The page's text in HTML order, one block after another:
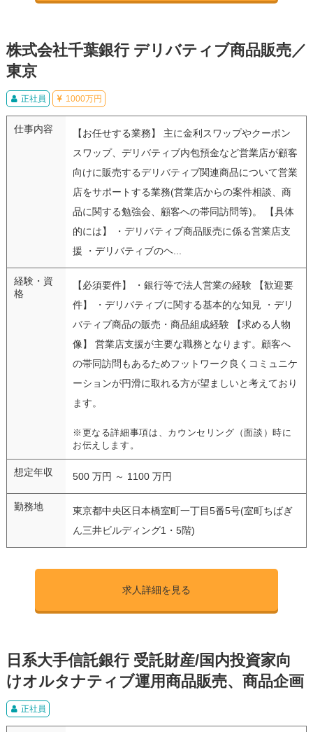
株式会社千葉銀行 デリバティブ商品販売／
東京
正社員 1000万円
仕事内容
【お任せする業務】 主に金利スワップやクーポン
スワップ、デリバティブ内包預金など営業店が顧客
向けに販売するデリバティブ関連商品について営業
店をサポートする業務(営業店からの案件相談、商
品に関する勉強会、顧客への帯同訪問等)。 【具体
的には】 ・デリバティブ商品販売に係る営業店支
援 ・デリバティブのヘ...
経験・資
格
【必須要件】 ・銀行等で法人営業の経験 【歓迎要
件】 ・デリバティブに関する基本的な知見 ・デリ
バティブ商品の販売・商品組成経験 【求める人物
像】 営業店支援が主要な職務となります。顧客へ
の帯同訪問もあるためフットワーク良くコミュニケ
ーションが円滑に取れる方が望ましいと考えており
ます。
※更なる詳細事項は、カウンセリング（面談）時に
お伝えします。
想定年収 500 万円 ～ 1100 万円
勤務地
東京都中央区日本橋室町一丁目5番5号(室町ちばぎ
ん三井ビルディング1・5階)
求人詳細を見る
日系大手信託銀行 受託財産/国内投資家向
けオルタナティブ運用商品販売、商品企画
正社員